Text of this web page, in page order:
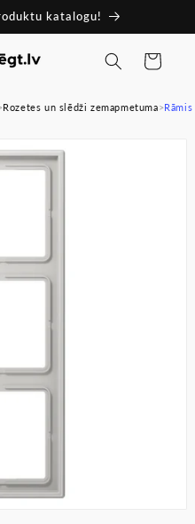
katalogu!
Ratiņi
Rozetes un slēdži zemapmetuma>